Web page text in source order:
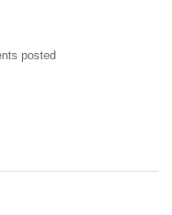
posted